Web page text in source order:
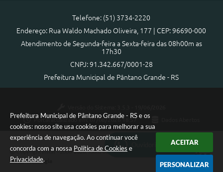
Prefeitura Municipal de Pântano Grande - RS e os
cookies: nosso site usa cookies para melhorar a sua
experiência de navegação. Ao continuar você
concorda com a nossa Política de Cookies e
Privacidade.
ACEITAR
PERSONALIZAR
Ouvidoria Municipal
Telefone: (51) 3734-2220
Endereço: Rua Waldo Machado Oliveira, 177 | CEP: 96690-000
Atendimento de Segunda-feira a Sexta-feira das 08h00m as
17h30
CNPJ: 91.342.667/0001-28
Prefeitura Municipal de Pântano Grande - RS
Portal atualizado em:07/08/2026 18:57
Copyright Instar - 2006-2026. Todos os direitos reservados -
Instar Tecnologia